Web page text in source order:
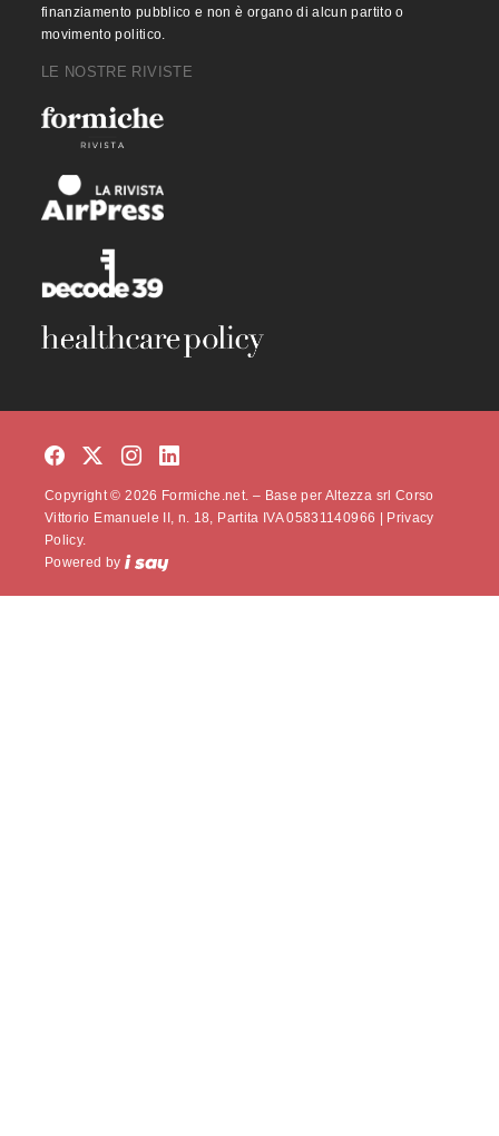
finanziamento pubblico e non è organo di alcun partito o
movimento politico.
LE NOSTRE RIVISTE
Copyright © 2026 Formiche.net. – Base per Altezza srl Corso
Vittorio Emanuele II, n. 18, Partita IVA 05831140966 | Privacy
Policy.
Powered by